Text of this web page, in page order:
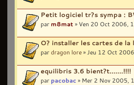
Petit logiciel tr?s sympa :
par m8mat » Ven 20 Oct 2006,
O? installer les cartes de la
pardragon lore» Jeu 12 Oct
equilibris 3.6 bient?t.......!!!!
par pacobac » Mer 2 Nov 2005,